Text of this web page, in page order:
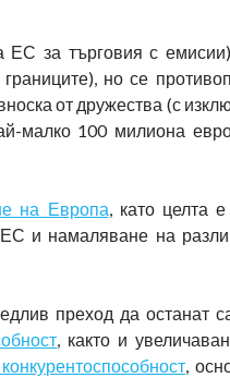
ЕС за търговия с
но се
от дружества (с
малко 100 милиона
на Европа , като целта
ЕС и намаляване на
преход да останат
, както и
,